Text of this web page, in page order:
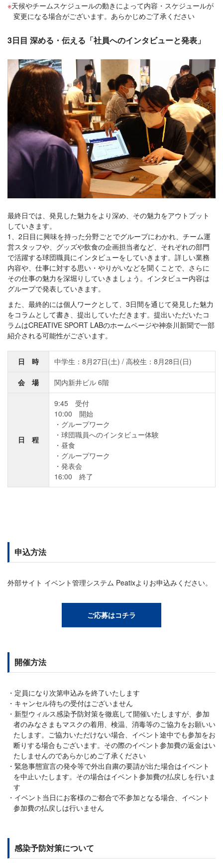
天候やチームスケジュールの動きによって内容・スケジュールが
変更になる場合がございます。あらかじめご了承ください
3日目 深める・伝える「社員へのインタビューと発表」
最終日では、発見した魅力をより深め、その魅力をアウトプット
していきます。
1、2日目に興味を持った分野ごとでグループにわかれ、チーム運
営スタッフや、グッズや飲食の企画担当者など、それぞれの部門
で活躍する球団職員にインタビューをしていきます。詳しい業務
内容や、仕事に対する思い・やりがいなどを聞くことで、さらに
その仕事の魅力を深堀りしていきましょう。インタビュー内容は
グループで発表していきます。
また、最終的には個人ワークとして、3日間を通じて発見した魅力
をコラムとして書き、提出していただきます。提出いただいたコ
ラムはCREATIVE SPORT LABのホームページや神奈川新聞で一部
紹介される可能性がございます。
日 時 中学生：8月27日(土) / 高校生：8月28日(日)
会 場 関内新井ビル 6階
日 程
9:45 受付
10:00 開始
グループワーク
球団職員へのインタビュー体験
昼食
グループワーク
発表会
16:00 終了
申込方法
外部サイト イベント管理システム Peatixよりお申込みください。
ご応募はコチラ
開催方法
定員になり次第申込みを終了いたします
キャンセル待ちの受付はございません
新型ウィルス感染予防対策を徹底して開催いたしますが、参加
者のみなさまもマスクの着用、検温、消毒等のご協力をお願いい
たします。ご協力いただけない場合、イベント途中でも参加をお
断りする場合もございます。その際のイベント参加費の返金はい
たしませんのであらかじめご了承ください
緊急事態宣言の発令等で外出自粛の要請が出た場合はイベント
を中止いたします。その場合はイベント参加費の払戻しを行いま
す
イベント当日にお客様のご都合で不参加となる場合、イベント
参加費の払戻しは行いません
感染予防対策について